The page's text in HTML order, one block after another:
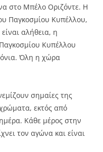
στο Μπέλο Οριζόντε. Η
Παγκοσμίου Κυπέλλου,
αλήθεια, η
Παγκοσμίου Κυπέλλου
Όλη η χώρα
σημαίες της
εκτός από
Κάθε μέρος στην
τον αγώνα και είναι